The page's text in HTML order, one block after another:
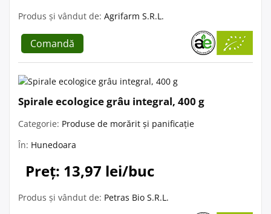
Produs și vândut de: Agrifarm S.R.L.
Comandă
Spirale ecologice grâu integral, 400 g
Categorie: Produse de morărit și panificație
În: Hunedoara
Preț: 13,97 lei/buc
Produs și vândut de: Petras Bio S.R.L.